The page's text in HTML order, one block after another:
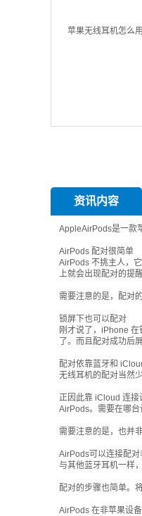
资讯内容
AppleAirPods是一款
AirPods 配对很简单
AirPods 不挑主人，
上就会出现配对的提
需要注意的是，配对
锁屏下也可以配对
刚才说了，iPhone
了。而且配对成功后
配对依靠蓝牙和
无线耳机的配对当然
正因此靠 iCloud 连
AirPods。需要在哪台
需要注意的是，也并
AirPods可以连接配
与其他蓝牙耳机一样
配对的步骤也简单。
AirPods 在非苹果设